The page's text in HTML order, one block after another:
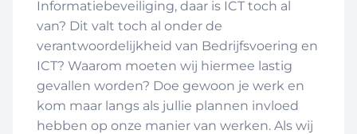
Informatiebeveiliging, daar is ICT toch al
van? Dit valt toch al onder de
verantwoordelijkheid van Bedrijfsvoering en
ICT? Waarom moeten wij hiermee lastig
gevallen worden? Doe gewoon je werk en
kom maar langs als jullie plannen invloed
hebben op onze manier van werken. Als wij